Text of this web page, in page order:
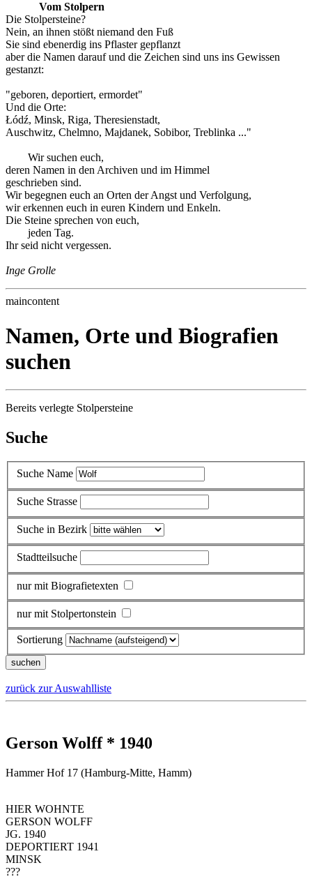
Vom Stolpern
Die Stolpersteine?
Nein, an ihnen stößt niemand den Fuß
Sie sind ebenerdig ins Pflaster gepflanzt
aber die Namen darauf und die Zeichen sind uns ins Gewissen
gestanzt:
"geboren, deportiert, ermordet"
Und die Orte:
Łódź, Minsk, Riga, Theresienstadt,
Auschwitz, Chelmno, Majdanek, Sobibor, Treblinka ..."
Wir suchen euch,
deren Namen in den Archiven und im Himmel
geschrieben sind.
Wir begegnen euch an Orten der Angst und Verfolgung,
wir erkennen euch in euren Kindern und Enkeln.
Die Steine sprechen von euch,
jeden Tag.
Ihr seid nicht vergessen.
Inge Grolle
maincontent
Namen, Orte und Biografien
suchen
Bereits verlegte Stolpersteine
Suche
Suche Name
Suche Strasse
Suche in Bezirk
Stadtteilsuche
nur mit Biografietexten
nur mit Stolpertonstein
Sortierung
zurück zur Auswahlliste
Gerson Wolff * 1940
Hammer Hof 17 (Hamburg-Mitte, Hamm)
HIER WOHNTE
GERSON WOLFF
JG. 1940
DEPORTIERT 1941
MINSK
???